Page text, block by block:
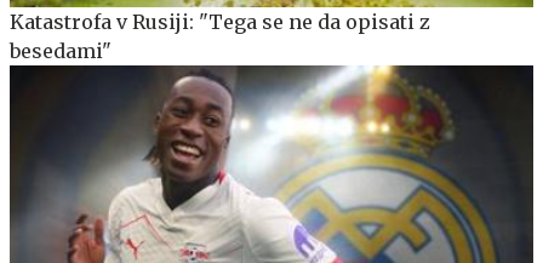
Katastrofa v Rusiji: "Tega se ne da opisati z
besedami"